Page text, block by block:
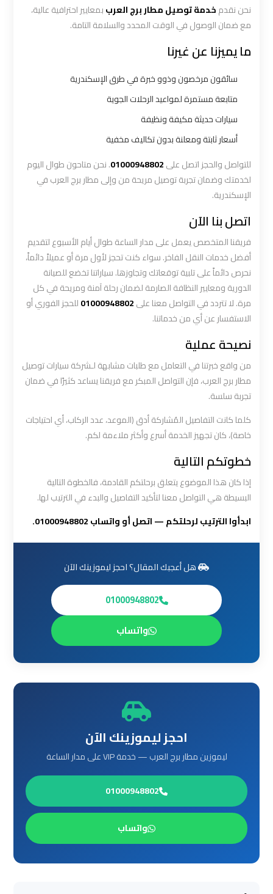
نحن نقدمخدمة توصيل مطار برج العرببمعايير احترافية عالية،
مع ضمان الوصول في الوقت المحدد والسلامة التامة.
ما يميزنا عن غيرنا
سائقون مرخصون وذوو خبرة في طرق الإسكندرية
متابعة مستمرة لمواعيد الرحلات الجوية
سيارات حديثة مكيفة ونظيفة
أسعار ثابتة ومعلنة بدون تكاليف مخفية
للتواصل والحجز اتصل على01000948802. نحن متاحون طوال اليوم
لخدمتك وضمان تجربة توصيل مريحة من وإلى مطار برج العرب في
الإسكندرية.
اتصل بنا الآن
فريقنا المتخصص يعمل على مدار الساعة طوال أيام الأسبوع لتقديم
أفضل خدمات النقل الفاخر. سواء كنت تحجز لأول مرة أو عميلاً دائماً،
نحرص دائماً على تلبية توقعاتك وتجاوزها. سياراتنا تخضع للصيانة
الدورية ومعايير النظافة الصارمة لضمان رحلة آمنة ومريحة في كل
مرة. لا تتردد في التواصل معنا على01000948802للحجز الفوري أو
الاستفسار عن أي من خدماتنا.
نصيحة عملية
من واقع خبرتنا في التعامل مع طلبات مشابهة لـشركة سيارات توصيل
مطار برج العرب، فإن التواصل المبكر مع فريقنا يساعد كثيرًا في ضمان
تجربة سلسة.
كلما كانت التفاصيل المُشاركة أدق (الموعد، عدد الركاب، أي احتياجات
خاصة)، كان تجهيز الخدمة أسرع وأكثر ملاءمة لكم.
خطوتكم التالية
إذا كان هذا الموضوع يتعلق برحلتكم القادمة، فالخطوة التالية
البسيطة هي التواصل معنا لتأكيد التفاصيل والبدء في الترتيب لها.
ابدأوا الترتيب لرحلتكم — اتصل أو واتساب 01000948802.
هل أعجبك المقال؟ احجز ليموزينك الآن
01000948802
واتساب
احجز ليموزينك الآن
ليموزين مطار برج العرب — خدمة VIP على مدار الساعة
01000948802
واتساب
ليموزين
ليموزين
الاسكندرية
القاهرة
ليموزين
القاهرة
للاسكندرية
ليموزين
القاهرة
ليموزين
ليموزين
الشيخ
مرسي
ليموزين
الغردقة
ليموزين